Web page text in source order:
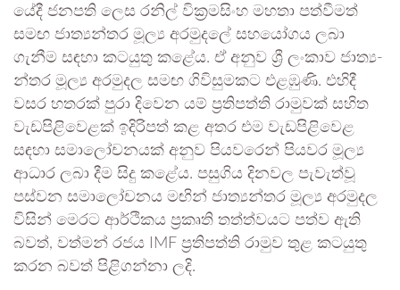
යේදී ජන­පති ලෙස රනිල් වික්‍ර­ම­සිංහ මහතා පත්වී­මත්
සමඟ ජාත්‍ය­න්තර මූල්‍ය අර­මු­දලේ සහ­යෝ­ගය ලබා
ගැනීම සඳහා කට­යුතු කළේය. ඒ අනුව ශ්‍රී ලංකාව ජාත්‍ය­
න්තර මූල්‍ය අර­මු­දල සමඟ ගිවි­සු­ම­කට එළ­ඹුණි. එහිදී
වසර හත­රක් පුරා දිවෙන යම් ප්‍රති­පත්ති රාමු­වක් සහිත
වැඩ­පි­ළි­වෙ­ළක් ඉදි­රි­පත් කළ අතර එම වැඩ­පි­ළි­වෙළ
සඳහා සමා­ලෝ­ච­න­යක් අනුව පිය­ව­රෙන් පිය­වර මූල්‍ය
ආධාර ලබා දීම සිදු කළේය. පසු­ගිය දින­වල පැවැත්වූ
පස්වන සමා­ලෝ­ච­නය මඟින් ජාත්‍ය­න්තර මූල්‍ය අර­මු­දල
විසින් මෙරට ආර්ථි­කය ප්‍රකෘති තත්ත්ව­යට පත්ව ඇති
බවත්, වත්මන් රජය IMF ප්‍රති­පත්ති රාමුව තුළ කට­යුතු
කරන බවත් පිළි­ගන්නා ලදි.